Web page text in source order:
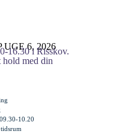
UGE 6, 2026
16.30 i Risskov.
med din
10.20